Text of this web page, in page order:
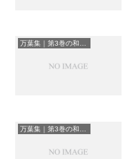
万葉集｜第3巻の和歌一覧